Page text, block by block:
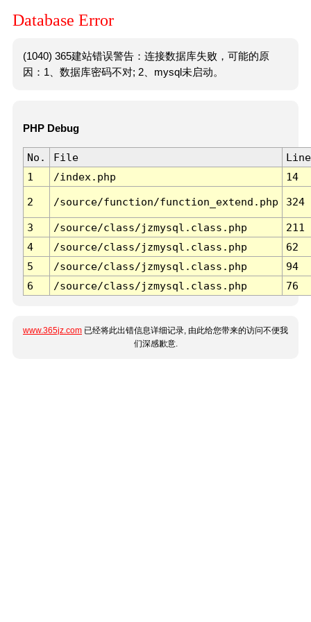
Database Error
(1040) 365建站错误警告：连接数据库失败，可能的原
因：1、数据库密码不对; 2、mysql未启动。
PHP Debug
No. File
Line
1
/index.php 14
2 /source/function/function_extend.php 324
3 /source/class/jzmysql.class.php
211
4
/source/class/jzmysql.class.php
62
5
/source/class/jzmysql.class.php
94
6
/source/class/jzmysql.class.php 76
www.365jz.com 已经将此出错信息详细记录, 由此给您带来的访问不便我
们深感歉意.